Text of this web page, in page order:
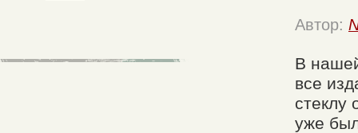
Автор:
В
все
стеклу
уже